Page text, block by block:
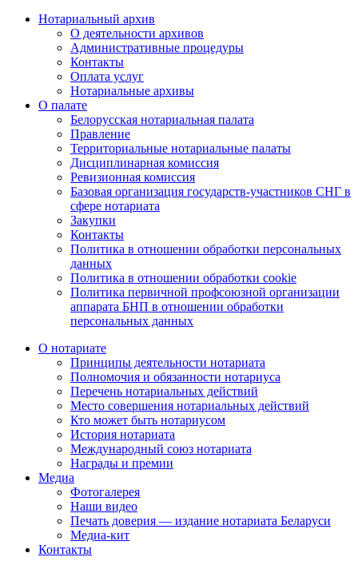
Нотариальный архив
О деятельности архивов
Административные процедуры
Контакты
Оплата услуг
Нотариальные архивы
О палате
Белорусская нотариальная палата
Правление
Территориальные нотариальные палаты
Дисциплинарная комиссия
Ревизионная комиссия
Базовая организация государств-участников СНГ в
сфере нотариата
Закупки
Контакты
Политика в отношении обработки персональных
данных
Политика в отношении обработки cookie
Политика первичной профсоюзной организации
аппарата БНП в отношении обработки
персональных данных
О нотариате
Принципы деятельности нотариата
Полномочия и обязанности нотариуса
Перечень нотариальных действий
Место совершения нотариальных действий
Кто может быть нотариусом
История нотариата
Международный союз нотариата
Награды и премии
Медиа
Фотогалерея
Наши видео
Печать доверия — издание нотариата Беларуси
Медиа-кит
Контакты